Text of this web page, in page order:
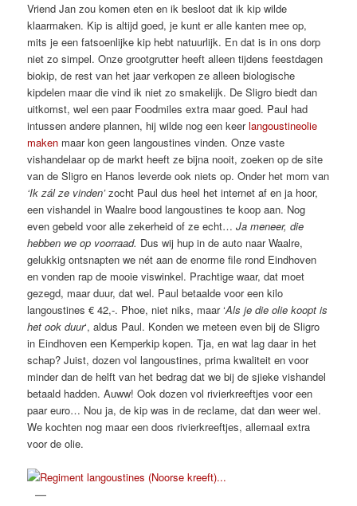
Vriend Jan zou komen eten en ik besloot dat ik kip wilde
klaarmaken. Kip is altijd goed, je kunt er alle kanten mee op,
mits je een fatsoenlijke kip hebt natuurlijk. En dat is in ons dorp
niet zo simpel. Onze grootgrutter heeft alleen tijdens feestdagen
biokip, de rest van het jaar verkopen ze alleen biologische
kipdelen maar die vind ik niet zo smakelijk. De Sligro biedt dan
uitkomst, wel een paar Foodmiles extra maar goed. Paul had
intussen andere plannen, hij wilde nog een keerlangoustineolie
maken maar kon geen langoustines vinden. Onze vaste
vishandelaar op de markt heeft ze bijna nooit, zoeken op de site
van de Sligro en Hanos leverde ook niets op. Onder het mom van
‘Ik zál ze vinden’zocht Paul dus heel het internet af en ja hoor,
een vishandel in Waalre bood langoustines te koop aan. Nog
even gebeld voor alle zekerheid of ze echt…Ja meneer, die
hebben we op voorraad. Dus wij hup in de auto naar Waalre,
gelukkig ontsnapten we nét aan de enorme file rond Eindhoven
en vonden rap de mooie viswinkel. Prachtige waar, dat moet
gezegd, maar duur, dat wel. Paul betaalde voor een kilo
langoustines € 42,-. Phoe, niet niks, maar ‘Als je die olie koopt is
het ook duur‘, aldus Paul. Konden we meteen even bij de Sligro
in Eindhoven een Kemperkip kopen. Tja, en wat lag daar in het
schap? Juist, dozen vol langoustines, prima kwaliteit en voor
minder dan de helft van het bedrag dat we bij de sjieke vishandel
betaald hadden. Auww! Ook dozen vol rivierkreeftjes voor een
paar euro… Nou ja, de kip was in de reclame, dat dan weer wel.
We kochten nog maar een doos rivierkreeftjes, allemaal extra
voor de olie.